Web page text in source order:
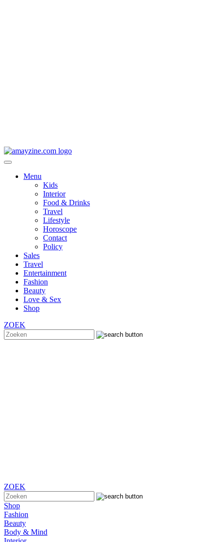
Menu
Kids
Interior
Food & Drinks
Travel
Lifestyle
Horoscope
Contact
Policy
Sales
Travel
Entertainment
Fashion
Beauty
Love & Sex
Shop
ZOEK
ZOEK
Shop
Fashion
Beauty
Body & Mind